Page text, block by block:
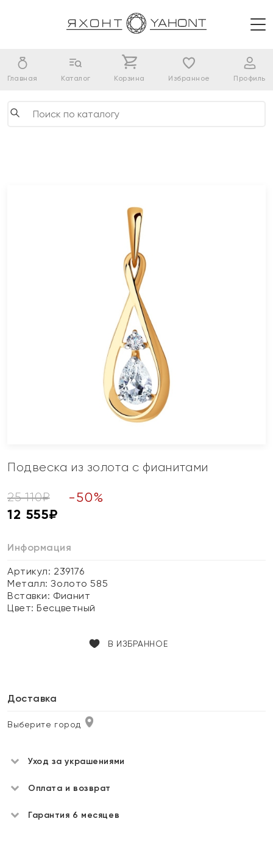
Главная Каталог Корзина Избранное Профиль
Подвеска из золота с фианитами
25 110₽ -50%
12 555₽
Информация
Артикул: 239176
Металл:Золото 585
Вставки: Фианит
Цвет:Бесцветный
В ИЗБРАННОЕ
Доставка
Выберите город
Уход за украшениями
Оплата и возврат
Гарантия 6 месяцев